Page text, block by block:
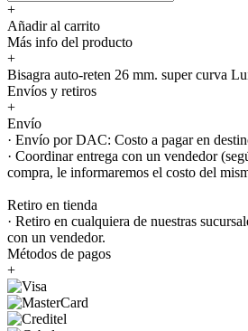
+
Añadir al carrito
Más info del producto
+
Bisagra auto-reten 26 mm. super curva
Envíos y retiros
+
Envío
· Envío por DAC: Costo a pagar en
· Coordinar entrega con un vendedor
compra, le informaremos el costo del
Retiro en tienda
· Retiro en cualquiera de nuestras
con un vendedor.
Métodos de pagos
+